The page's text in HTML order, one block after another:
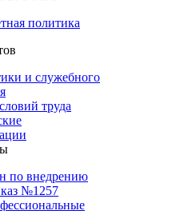
политика
и служебного
труда
по внедрению
№1257